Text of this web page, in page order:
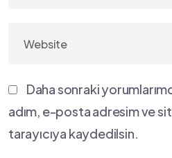
Daha sonraki
adım, e-posta adresim ve
tarayıcıya kaydedilsin.